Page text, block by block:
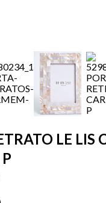
LE LIS